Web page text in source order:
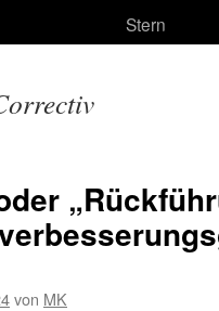
Stern
von MK